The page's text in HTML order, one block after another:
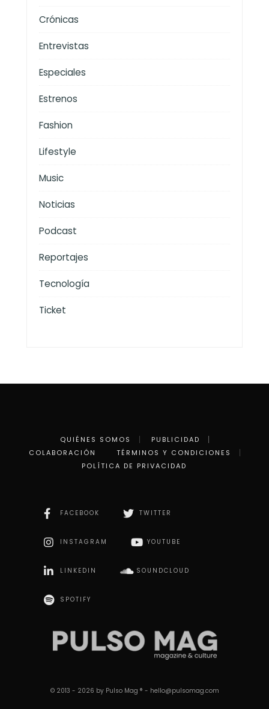
Crónicas
Entrevistas
Especiales
Estrenos
Fashion
Lifestyle
Music
Noticias
Podcast
Reportajes
Tecnología
Ticket
QUIÉNES SOMOS
PUBLICIDAD
COLABORACIÓN
TÉRMINOS Y CONDICIONES
POLÍTICA DE PRIVACIDAD
FACEBOOK TWITTER
INSTAGRAM YOUTUBE
LINKEDIN SOUNDCLOUD
SPOTIFY
© 2013 - 2026 by Pulso Mag ® - hello@pulsomag.com